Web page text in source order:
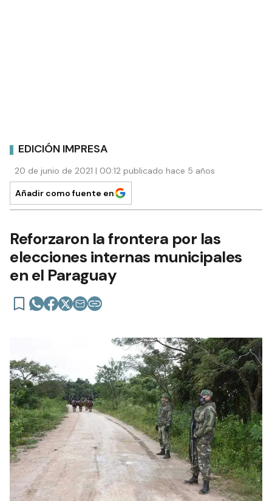
EDICIÓN IMPRESA
20 de junio de 2021 | 00:12 publicado hace 5 años
Añadir como fuente en
Reforzaron la frontera por las
elecciones internas municipales
en el Paraguay